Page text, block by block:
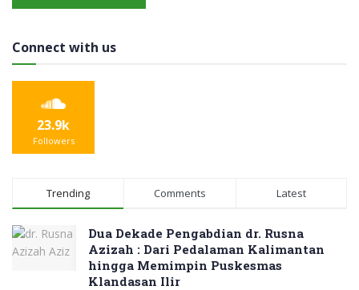
Connect with us
23.9k
Followers
Trending Comments Latest
Dua Dekade Pengabdian dr. Rusna
Azizah : Dari Pedalaman Kalimantan
hingga Memimpin Puskesmas
Klandasan Ilir